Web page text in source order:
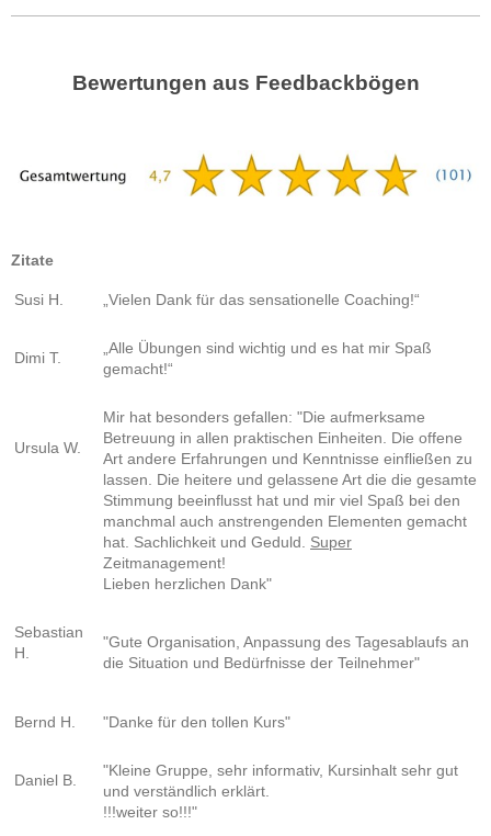
Bewertungen aus Feedbackbögen
Zitate
Susi H. „Vielen Dank für das sensationelle Coaching!“
Dimi T.
„Alle Übungen sind wichtig und es hat mir Spaß
gemacht!“
Ursula W.
Mir hat besonders gefallen: "Die aufmerksame
Betreuung in allen praktischen Einheiten. Die offene
Art andere Erfahrungen und Kenntnisse einfließen zu
lassen. Die heitere und gelassene Art die die gesamte
Stimmung beeinflusst hat und mir viel Spaß bei den
manchmal auch anstrengenden Elementen gemacht
hat. Sachlichkeit und Geduld. Super
Zeitmanagement!
Lieben herzlichen Dank"
Sebastian
H.
"Gute Organisation, Anpassung des Tagesablaufs an
die Situation und Bedürfnisse der Teilnehmer"
Bernd H. "Danke für den tollen Kurs"
Daniel B.
"Kleine Gruppe, sehr informativ, Kursinhalt sehr gut
und verständlich erklärt.
!!!weiter so!!!"